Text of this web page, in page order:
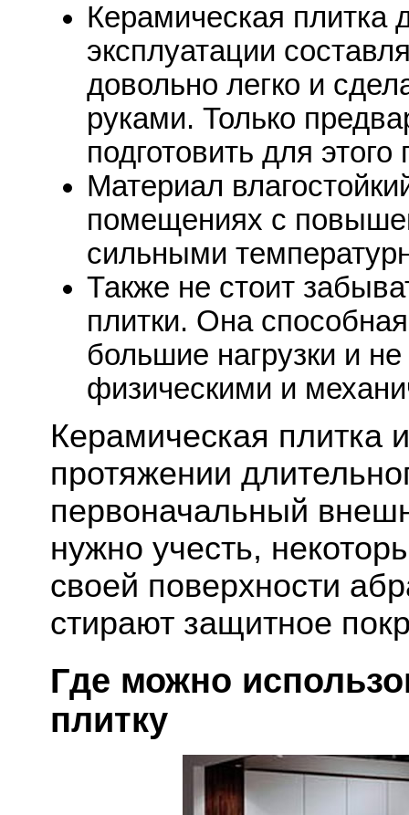
Керамическая плитка
эксплуатации
довольно легко и
руками. Только
подготовить для этого
Материал
помещениях с
сильными
Также не стоит
плитки. Она
большие нагрузки и
физическими и
Керамическая плитка
протяжении
первоначальный
нужно учесть,
своей поверхности
стирают защитное
Где можно
плитку